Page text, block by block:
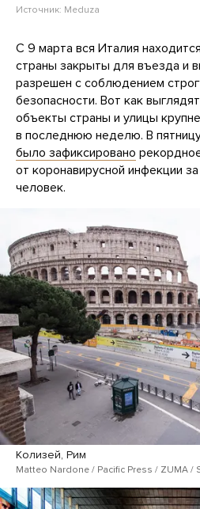
Источник: Meduza
C 9 марта вся Италия
страны закрыты для въезда и
разрешен с соблюдением
безопасности. Вот как
объекты страны и улицы
в последнюю неделю. В
было зафиксировано
от коронавирусной инфекции
человек.
Колизей, Рим
Matteo Nardone / Pacific Press / ZUMA /